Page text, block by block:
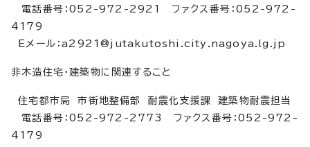
電話番号：052-972-2921 ファクス番号：052-972-
4179
Eメール：a2921@jutakutoshi.city.nagoya.lg.jp
非木造住宅・建築物に関連すること
住宅都市局 市街地整備部 耐震化支援課 建築物耐震担当
電話番号：052-972-2773 ファクス番号：052-972-
4179